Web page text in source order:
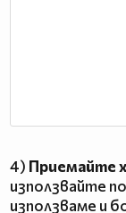
4) Приемайте
използвайте
използваме и